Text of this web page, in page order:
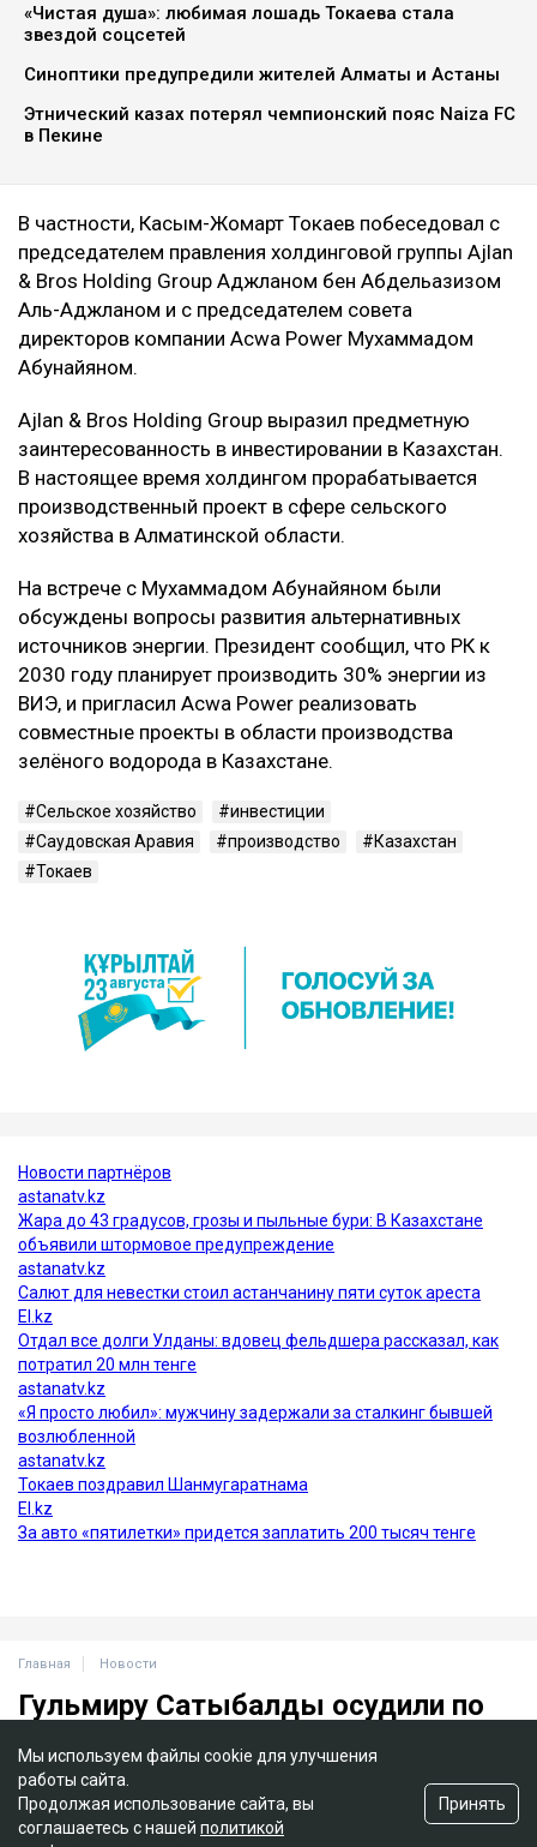
«Чистая душа»: любимая лошадь Токаева стала
звездой соцсетей
Синоптики предупредили жителей Алматы и Астаны
Этнический казах потерял чемпионский пояс Naiza FC
в Пекине
В частности, Касым-Жомарт Токаев побеседовал с
председателем правления холдинговой группы Ajlan
& Bros Holding Group Аджланом бен Абдельазизом
Аль-Аджланом и с председателем совета
директоров компании Acwa Power Мухаммадом
Абунайяном.
Ajlan & Bros Holding Group выразил предметную
заинтересованность в инвестировании в Казахстан.
В настоящее время холдингом прорабатывается
производственный проект в сфере сельского
хозяйства в Алматинской области.
На встрече с Мухаммадом Абунайяном были
обсуждены вопросы развития альтернативных
источников энергии. Президент сообщил, что РК к
2030 году планирует производить 30% энергии из
ВИЭ, и пригласил Acwa Power реализовать
совместные проекты в области производства
зелёного водорода в Казахстане.
Сельское хозяйство
инвестиции
Саудовская Аравия
производство
Казахстан
Токаев
Мы используем файлы cookie для улучшения
работы сайта.
Продолжая использование сайта, вы
соглашаетесь с нашей политикой
Принять